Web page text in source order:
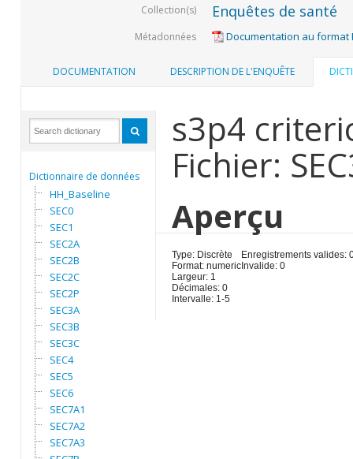
Collection(s) Enquêtes de santé
Métadonnées Documentation au format
DOCUMENTATION DESCRIPTION DE L'ENQUÊTE
Dictionnaire de données
HH_Baseline
SEC0
SEC1
SEC2A
SEC2B
SEC2C
SEC2P
SEC3A
SEC3B
SEC3C
SEC4
SEC5
SEC6
SEC7A1
SEC7A2
SEC7A3
s3p4
Fichier:
Aperçu
Type: Discrète
Format: numeric
Largeur: 1
Décimales: 0
Intervalle: 1-5
Enregistrements valides:
Invalide: 0